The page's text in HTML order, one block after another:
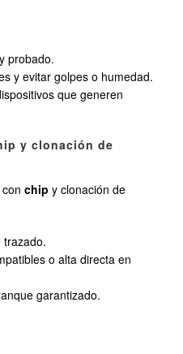
probado.
y evitar golpes o humedad.
que generen
y clonación de
chip y clonación de
o alta directa en
garantizado.